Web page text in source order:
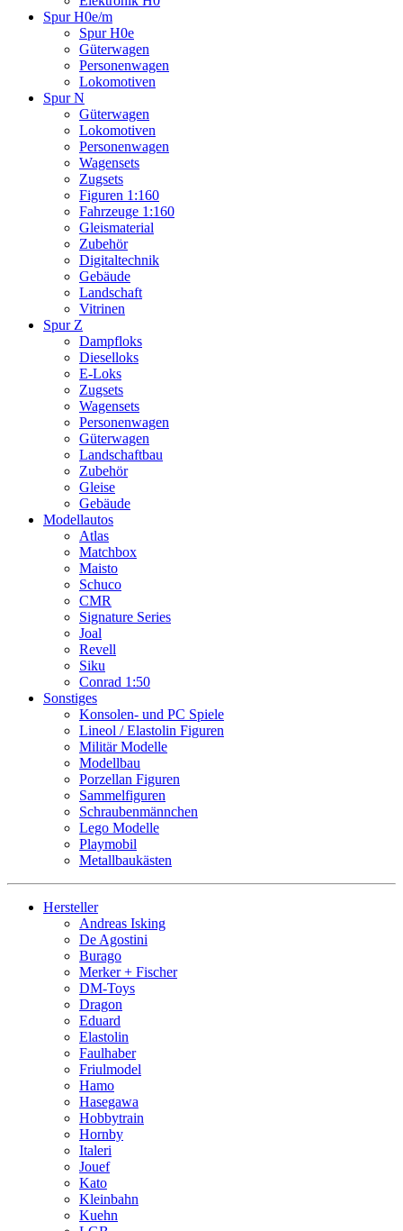
Spur H0e/m
Spur H0e
Güterwagen
Personenwagen
Lokomotiven
Spur N
Güterwagen
Lokomotiven
Personenwagen
Wagensets
Zugsets
Figuren 1:160
Fahrzeuge 1:160
Gleismaterial
Zubehör
Digitaltechnik
Gebäude
Landschaft
Vitrinen
Spur Z
Dampfloks
Dieselloks
E-Loks
Zugsets
Wagensets
Personenwagen
Güterwagen
Landschaftbau
Zubehör
Gleise
Gebäude
Modellautos
Atlas
Matchbox
Maisto
Schuco
CMR
Signature Series
Joal
Revell
Siku
Conrad 1:50
Sonstiges
Konsolen- und PC Spiele
Lineol / Elastolin Figuren
Militär Modelle
Modellbau
Porzellan Figuren
Sammelfiguren
Schraubenmännchen
Lego Modelle
Playmobil
Metallbaukästen
Hersteller
Andreas Isking
De Agostini
Burago
Merker + Fischer
DM-Toys
Dragon
Eduard
Elastolin
Faulhaber
Friulmodel
Hamo
Hasegawa
Hobbytrain
Hornby
Italeri
Jouef
Kato
Kleinbahn
Kuehn